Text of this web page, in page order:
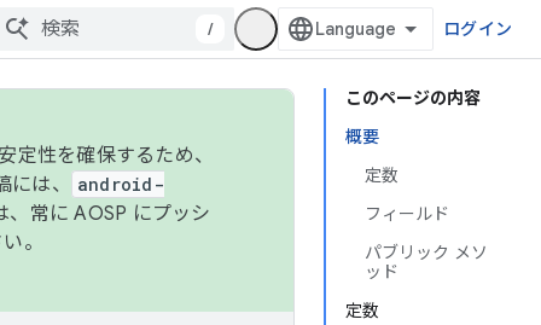
/ ログイン
このページの内容
概要
定数
フィールド
パブリック メソ
ッド
定数
性を確保するため、
は、
android-
常に AOSP にプッシ
。